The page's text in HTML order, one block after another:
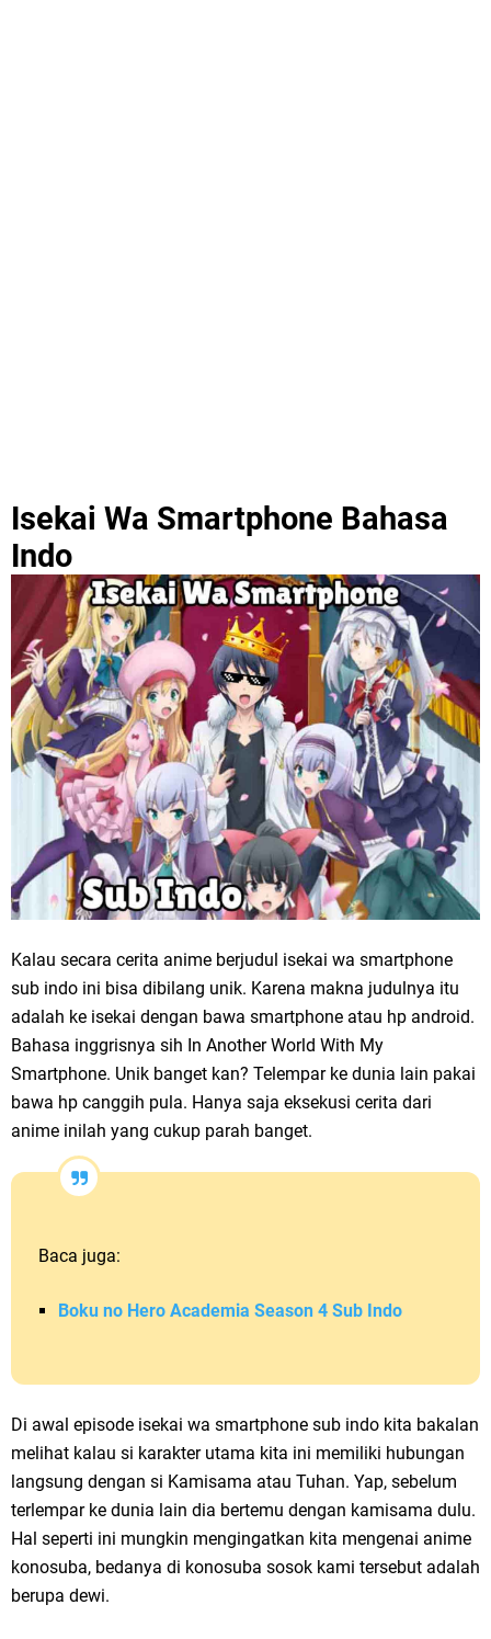
Isekai Wa Smartphone Bahasa
Indo
Kalau secara cerita anime berjudul isekai wa smartphone
sub indo ini bisa dibilang unik. Karena makna judulnya itu
adalah ke isekai dengan bawa smartphone atau hp android.
Bahasa inggrisnya sih In Another World With My
Smartphone. Unik banget kan? Telempar ke dunia lain pakai
bawa hp canggih pula. Hanya saja eksekusi cerita dari
anime inilah yang cukup parah banget.
Baca juga:
Boku no Hero Academia Season 4 Sub Indo
Di awal episode isekai wa smartphone sub indo kita bakalan
melihat kalau si karakter utama kita ini memiliki hubungan
langsung dengan si Kamisama atau Tuhan. Yap, sebelum
terlempar ke dunia lain dia bertemu dengan kamisama dulu.
Hal seperti ini mungkin mengingatkan kita mengenai anime
konosuba, bedanya di konosuba sosok kami tersebut adalah
berupa dewi.